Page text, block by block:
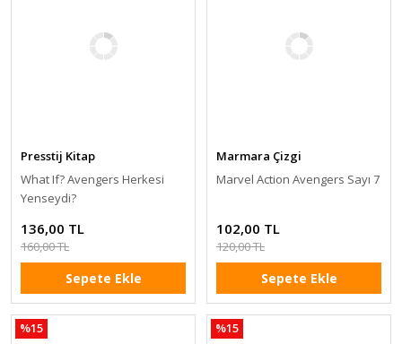
Presstij Kitap
What If? Avengers Herkesi
Yenseydi?
136,00 TL
160,00 TL
Sepete Ekle
Marmara Çizgi
Marvel Action Avengers Sayı 7
102,00 TL
120,00 TL
Sepete Ekle
%15 %15